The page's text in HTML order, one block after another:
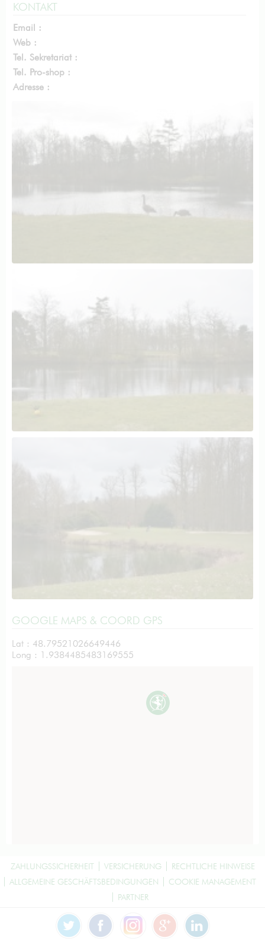
KONTAKT
Email :
Web :
Tel. Sekretariat :
Tel. Pro-shop :
Adresse :
GOOGLE MAPS & COORD GPS
Lat : 48.79521026649446
Long : 1.9384485483169555
ZAHLUNGSSICHERHEIT VERSICHERUNG
RECHTLICHE HINWEISE
ALLGEMEINE GESCHÄFTSBEDINGUNGEN
COOKIE MANAGEMENT
PARTNER